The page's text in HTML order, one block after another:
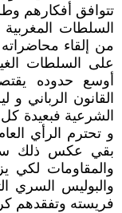
تتوافق أفكارهم
السلطات
من إلقاء
على السلطات
أوسع حدوده
القانون الرباني
الشرعية فبعيدة كل
و تحترم الرأي
بقي عكس ذلك
والمقاومات لكي
والبوليس السري
فريسته وتفقدهم